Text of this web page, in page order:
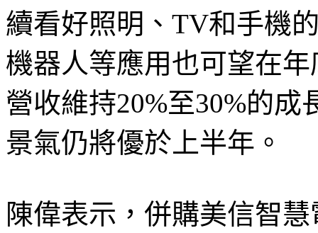
續看好照明、TV和手機
機器人等應用也可望在
營收維持20%至30%的
景氣仍將優於上半年。
陳偉表示，併購美信智